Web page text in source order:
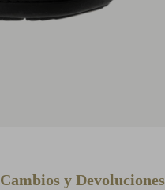
Cambios y Devoluciones